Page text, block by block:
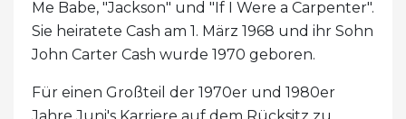
Me Babe, "Jackson" und "If I Were a Carpenter".
Sie heiratete Cash am 1. März 1968 und ihr Sohn
John Carter Cash wurde 1970 geboren.
Für einen Großteil der 1970er und 1980er